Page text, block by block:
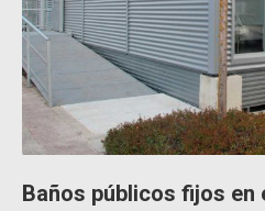
Baños públicos fijos en